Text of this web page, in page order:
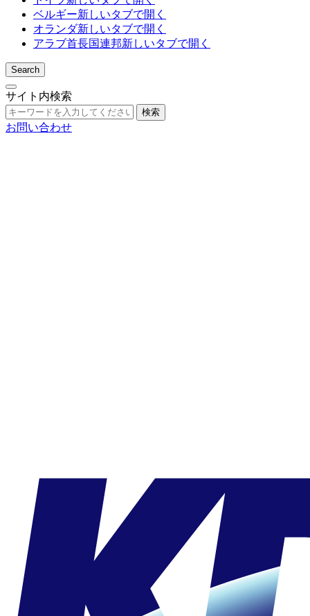
ベルギー新しいタブで開く
オランダ新しいタブで開く
アラブ首長国連邦新しいタブで開く
Search
サイト内検索
検索
お問い合わせ